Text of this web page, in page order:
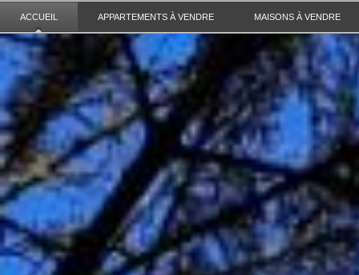
ACCUEIL APPARTEMENTS À VENDRE MAISONS À VENDRE